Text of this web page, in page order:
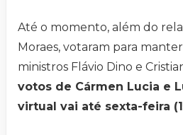
Até o momento, além do
Moraes, votaram para
ministros Flávio Dino e
votos de Cármen Lucia e
virtual vai até sexta-feira